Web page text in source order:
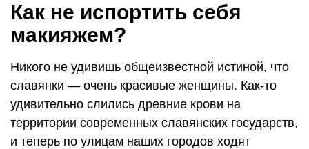
Как не испортить себя
макияжем?
Никого не удивишь общеизвестной истиной, что
славянки — очень красивые женщины. Как-то
удивительно слились древние крови на
территории современных славянских государств,
и теперь по улицам наших городов ходят